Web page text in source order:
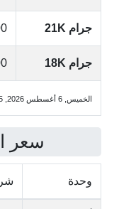
جرام 21K
جرام 18K
الخميس, 6 أغسطس 2026, 3:45 ص
سعر
وحدة